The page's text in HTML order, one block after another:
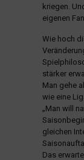
kriegen.
eigenen
Wie hoch
stärker
Man gehe
wie eine
„Man will
gleichen
Das